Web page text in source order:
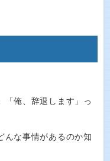
「俺、辞退します」っ
んな事情があるのか知